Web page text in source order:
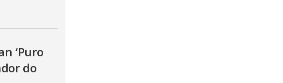
‘Puro
do